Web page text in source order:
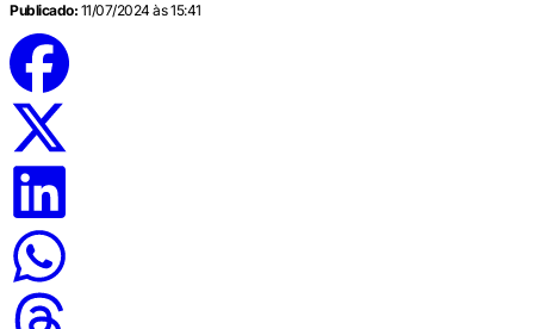
Publicado: 11/07/2024 às 15:41